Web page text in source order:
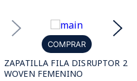
COMPRAR
ZAPATILLA FILA DISRUPTOR 2
WOVEN FEMENINO